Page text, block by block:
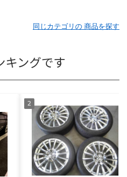
同じカテゴリの 商品を探す
キングです